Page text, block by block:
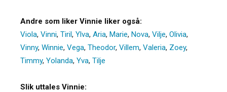
Andre som liker Vinnie liker også:
Viola, Vinni, Tiril, Ylva, Aria, Marie, Nova, Vilje, Olivia,
Vinny, Winnie, Vega, Theodor, Villem, Valeria, Zoey,
Timmy, Yolanda, Yva, Tilje
Slik uttales Vinnie: